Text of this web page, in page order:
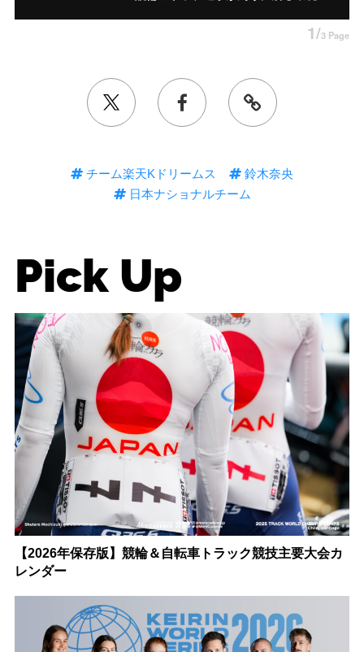
1/3 Page
チーム楽天Kドリームス
鈴木奈央
日本ナショナルチーム
Pick Up
【2026年保存版】競輪＆自転車トラック競技主要大会カ
レンダー